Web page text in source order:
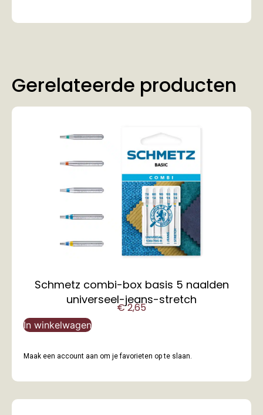
Gerelateerde producten
Schmetz combi-box basis 5 naalden
universeel-jeans-stretch
€2,65
In winkelwagen
Maak een account aan om je favorieten op te slaan.